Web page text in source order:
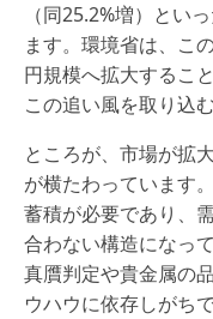
（同25.2%増）とい
ます。環境省は、こ
円規模へ拡大するこ
この追い風を取り込
ところが、市場が拡
が横たわっています
蓄積が必要であり、
合わない構造になっ
真贋判定や貴金属の
ウハウに依存しがち